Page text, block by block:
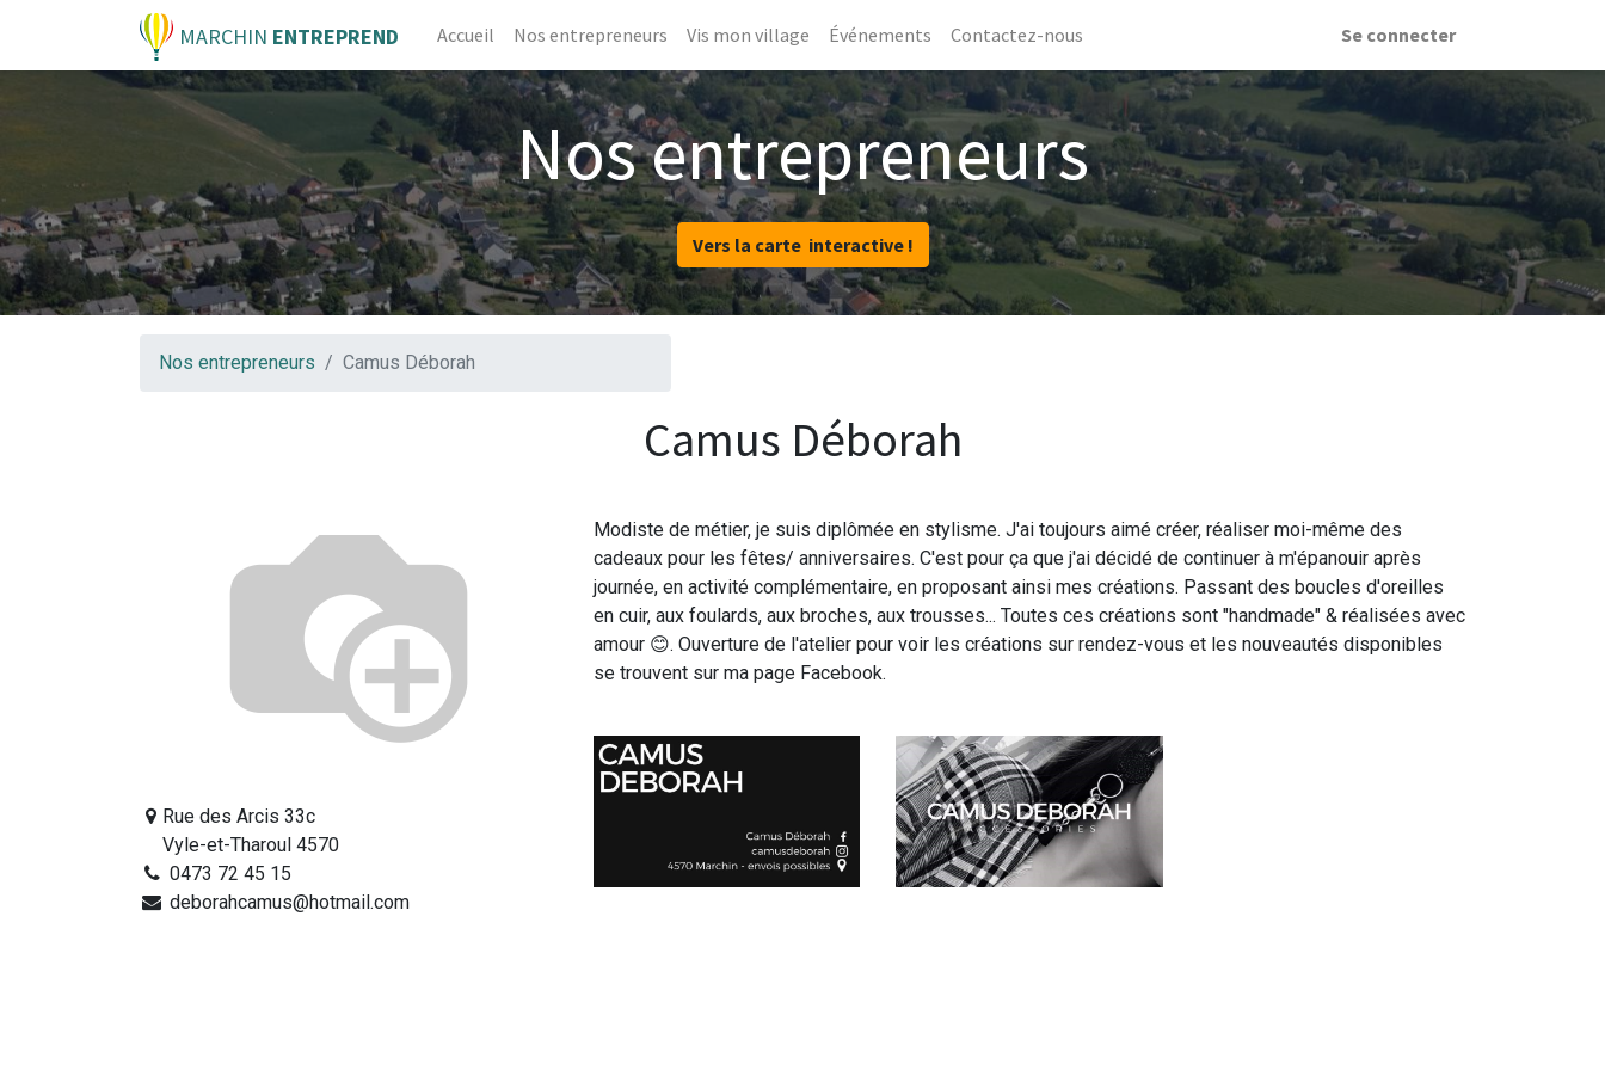
MARCHIN ENTREPREND Accueil Nos entrepreneurs Vis mon village Événements Contactez-nous Se connecter
Nos entrepreneurs
Vers la carte interactive !
Nos entrepreneurs Camus Déborah
Camus Déborah
Rue des Arcis 33c
Vyle-et-Tharoul 4570
0473 72 45 15
deborahcamus@hotmail.com
Modiste de métier, je suis diplômée en stylisme. J'ai toujours aimé créer, réaliser moi-même des
cadeaux pour les fêtes/ anniversaires. C'est pour ça que j'ai décidé de continuer à m'épanouir après
journée, en activité complémentaire, en proposant ainsi mes créations. Passant des boucles d'oreilles
en cuir, aux foulards, aux broches, aux trousses... Toutes ces créations sont "handmade" & réalisées avec
amour 😊. Ouverture de l'atelier pour voir les créations sur rendez-vous et les nouveautés disponibles
se trouvent sur ma page Facebook.